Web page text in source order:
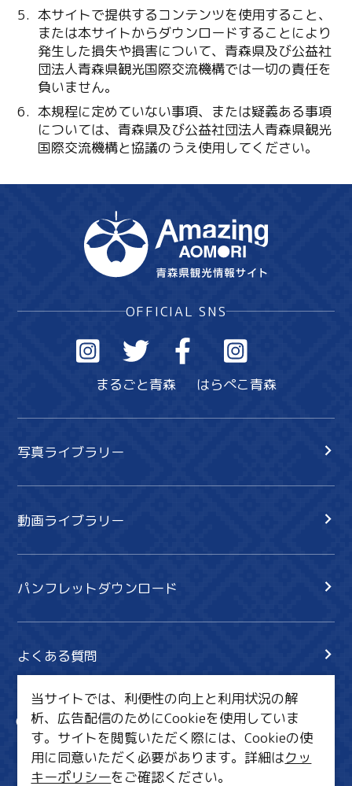
本サイトで提供するコンテンツを使用すること、
または本サイトからダウンロードすることにより
発生した損失や損害について、青森県及び公益社
団法人青森県観光国際交流機構では一切の責任を
負いません。
本規程に定めていない事項、または疑義ある事項
については、青森県及び公益社団法人青森県観光
国際交流機構と協議のうえ使用してください。
OFFICIAL SNS
まるごと青森 はらぺこ青森
写真ライブラリー
動画ライブラリー
パンフレットダウンロード
よくある質問
サイト内検索
共有
行きたいリスト
当サイトでは、利便性の向上と利用状況の解
析、広告配信のためにCookieを使用していま
す。サイトを閲覧いただく際には、Cookieの使
用に同意いただく必要があります。詳細はクッ
キーポリシーをご確認ください。